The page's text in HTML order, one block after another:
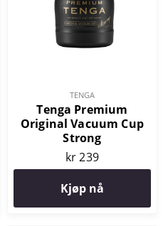
TENGA
Tenga Premium
Original Vacuum Cup
Strong
kr 239
Kjøp nå